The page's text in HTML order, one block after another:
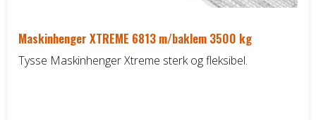
Maskinhenger XTREME 6813 m/baklem 3500 kg
Tysse Maskinhenger Xtreme sterk og fleksibel.